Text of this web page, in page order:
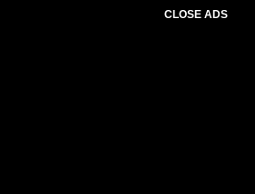
CLOSE ADS